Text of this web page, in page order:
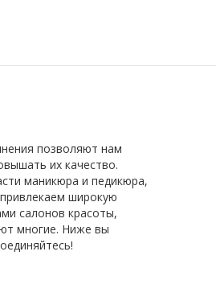
позволяют нам
их качество.
маникюра и педикюра,
широкую
салонов красоты,
многие. Ниже вы